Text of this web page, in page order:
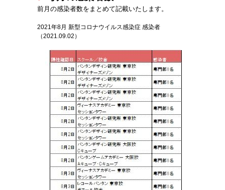
前月の感染者数をまとめて記載いたします。
2021年8月 新型コロナウイルス感染症 感染者
（2021.09.02）